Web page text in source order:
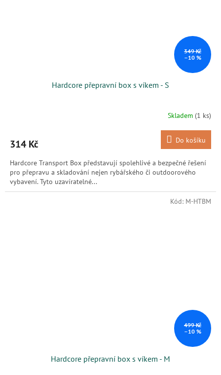
349 Kč
–10 %
Hardcore přepravní box s víkem - S
Skladem (1 ks)
314 Kč Do košíku
Hardcore Transport Box představují spolehlivé a bezpečné řešení
pro přepravu a skladování nejen rybářského či outdoorového
vybavení. Tyto uzavíratelné...
499 Kč
–10 %
Hardcore přepravní box s víkem - M
Kód: M-HTBM